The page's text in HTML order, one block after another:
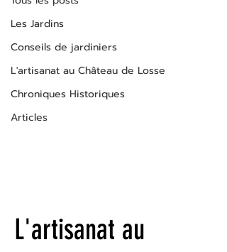
Les Jardins
Conseils de jardiniers
L'artisanat au Château de Losse
Chroniques Historiques
Articles
L'artisanat au